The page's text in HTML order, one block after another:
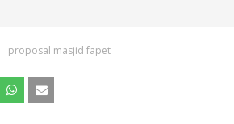
proposal masjid fapet